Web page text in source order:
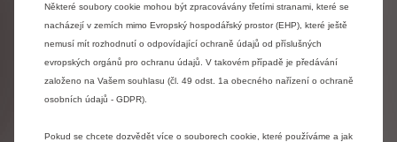
Některé soubory cookie mohou být zpracovávány třetími stranami, které se
nacházejí v zemích mimo Evropský hospodářský prostor (EHP), které ještě
nemusí mít rozhodnutí o odpovídající ochraně údajů od příslušných
evropských orgánů pro ochranu údajů. V takovém případě je předávání
založeno na Vašem souhlasu (čl. 49 odst. 1a obecného nařízení o ochraně
osobních údajů - GDPR).
Pokud se chcete dozvědět více o souborech cookie, které používáme a jak